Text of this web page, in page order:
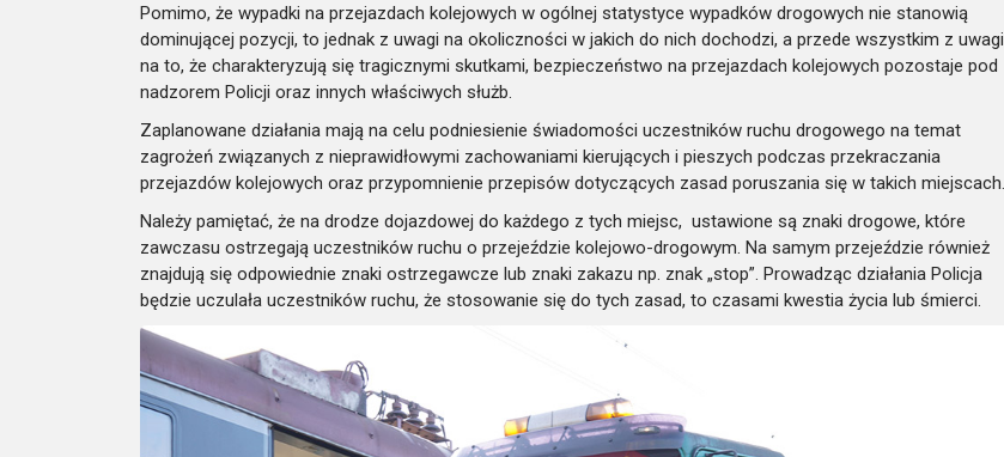
Pomimo, że wypadki na przejazdach kolejowych w ogólnej statystyce wypadków drogowych nie stanowią
dominującej pozycji, to jednak z uwagi na okoliczności w jakich do nich dochodzi, a przede wszystkim z uwagi
na to, że charakteryzują się tragicznymi skutkami, bezpieczeństwo na przejazdach kolejowych pozostaje pod
nadzorem Policji oraz innych właściwych służb.
Zaplanowane działania mają na celu podniesienie świadomości uczestników ruchu drogowego na temat
zagrożeń związanych z nieprawidłowymi zachowaniami kierujących i pieszych podczas przekraczania
przejazdów kolejowych oraz przypomnienie przepisów dotyczących zasad poruszania się w takich miejscach.
Należy pamiętać, że na drodze dojazdowej do każdego z tych miejsc, ustawione są znaki drogowe, które
zawczasu ostrzegają uczestników ruchu o przejeździe kolejowo-drogowym. Na samym przejeździe również
znajdują się odpowiednie znaki ostrzegawcze lub znaki zakazu np. znak „stop”. Prowadząc działania Policja
będzie uczulała uczestników ruchu, że stosowanie się do tych zasad, to czasami kwestia życia lub śmierci.